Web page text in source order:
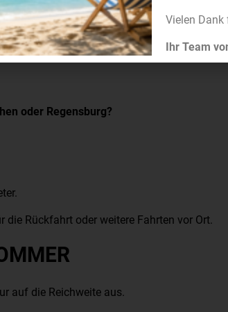
gute Ergebnisse.
PROBLEM
oder Regensburg?
Rückfahrt oder weitere Fahrten vor Ort.
auf die Reichweite aus.
Vielen Dank
Ihr Team